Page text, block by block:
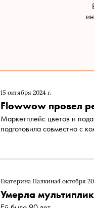
15 октября 2024 г.
Flowwow провел
Маркетплейс цветов и
подготовила совместно с
Екатерина Палкина4 октября
Умерла